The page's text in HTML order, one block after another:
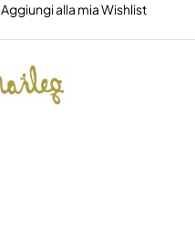
Aggiungi alla mia Wishlist